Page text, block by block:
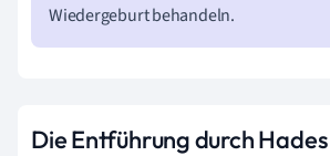
Wiedergeburt behandeln.
Die Entführung durch Hades